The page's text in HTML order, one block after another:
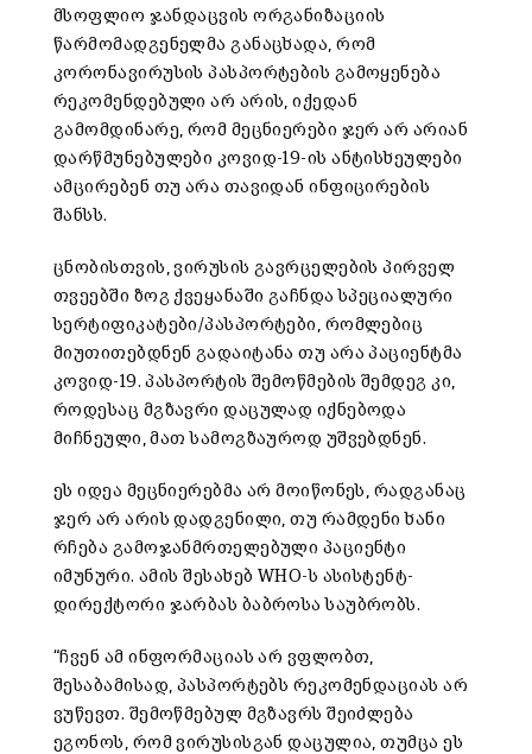
მსოფლიო ჯანდაცვის ორგანიზაციის
წარმომადგენელმა განაცხადა, რომ
კორონავირუსის პასპორტების გამოყენება
რეკომენდებული არ არის, იქედან
გამომდინარე, რომ მეცნიერები ჯერ არ არიან
დარწმუნებულები კოვიდ-19-ის ანტისხეულები
ამცირებენ თუ არა თავიდან ინფიცირების
შანსს.
ცნობისთვის, ვირუსის გავრცელების პირველ
თვეებში ზოგ ქვეყანაში გაჩნდა სპეციალური
სერტიფიკატები/პასპორტები, რომლებიც
მიუთითებდნენ გადაიტანა თუ არა პაციენტმა
კოვიდ-19. პასპორტის შემოწმების შემდეგ კი,
როდესაც მგზავრი დაცულად იქნებოდა
მიჩნეული, მათ სამოგზაუროდ უშვებდნენ.
ეს იდეა მეცნიერებმა არ მოიწონეს, რადგანაც
ჯერ არ არის დადგენილი, თუ რამდენი ხანი
რჩება გამოჯანმრთელებული პაციენტი
იმუნური. ამის შესახებ WHO-ს ასისტენტ-
დირექტორი ჯარბას ბაბროსა საუბრობს.
“ჩვენ ამ ინფორმაციას არ ვფლობთ,
შესაბამისად, პასპორტებს რეკომენდაციას არ
ვუწევთ. შემოწმებულ მგზავრს შეიძლება
ეგონოს, რომ ვირუსისგან დაცულია, თუმცა ეს